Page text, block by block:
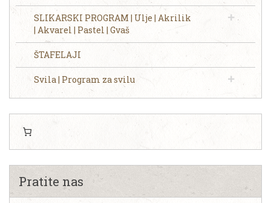
SLIKARSKI PROGRAM | Ulje | Akrilik
| Akvarel | Pastel | Gvaš
ŠTAFELAJI
Svila | Program za svilu
Pratite nas